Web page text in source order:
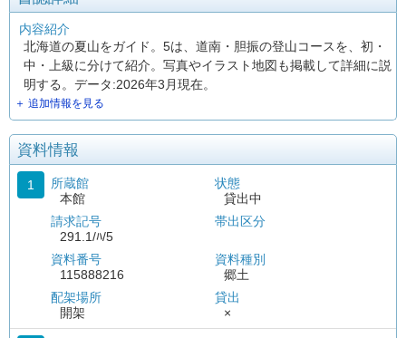
内容紹介
北海道の夏山をガイド。5は、道南・胆振の登山コースを、初・
中・上級に分けて紹介。写真やイラスト地図も掲載して詳細に説
明する。データ:2026年3月現在。
＋ 追加情報を見る
資料情報
1
所蔵館
本館
請求記号
291.1/ﾊ/5
資料番号
115888216
配架場所
開架
状態
貸出中
帯出区分
資料種別
郷土
貸出
×